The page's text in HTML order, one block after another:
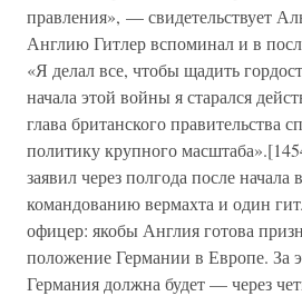
правления», — свидетельствует
Англию Гитлер вспоминал и в
«Я делал все, чтобы щадить
начала этой войны я старался
глава британского правительства
политику крупного
заявил через полгода после
командованию вермахта и один
офицер: якобы Англия готова
положение Германии в Европе. За
Германия должна будет — через